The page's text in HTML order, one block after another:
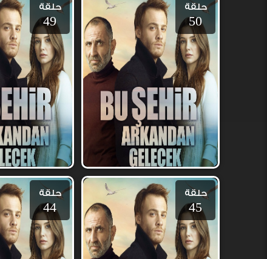
حلقة
50
حلقة
49
حلقة
45
حلقة
44